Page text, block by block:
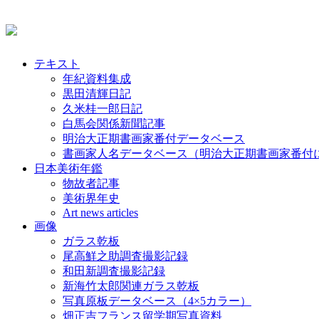
テキスト
年紀資料集成
黒田清輝日記
久米桂一郎日記
白馬会関係新聞記事
明治大正期書画家番付データベース
書画家人名データベース（明治大正期書画家番付
日本美術年鑑
物故者記事
美術界年史
Art news articles
画像
ガラス乾板
尾高鮮之助調査撮影記録
和田新調査撮影記録
新海竹太郎関連ガラス乾板
写真原板データベース（4×5カラー）
畑正吉フランス留学期写真資料